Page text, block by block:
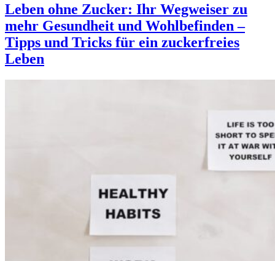
Leben ohne Zucker: Ihr Wegweiser zu
mehr Gesundheit und Wohlbefinden –
Tipps und Tricks für ein zuckerfreies
Leben